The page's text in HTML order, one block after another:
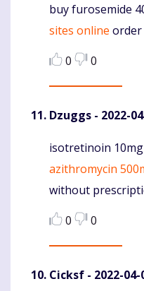
Komentaras
buy furosemide
sites online order
0
0
Dzuggs - 2022-
Komentaras
isotretinoin 10mg
azithromycin
without
0
0
Cicksf - 2022-04-